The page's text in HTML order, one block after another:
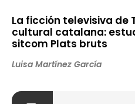
La ficción televisiva de
cultural catalana:
sitcom Plats bruts
Luisa Martínez García